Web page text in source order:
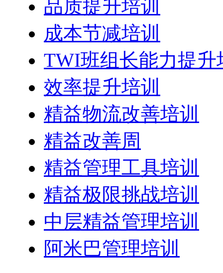
品质提升培训
成本节减培训
TWI班组长能力提升
效率提升培训
精益物流改善培训
精益改善周
精益管理工具培训
精益极限挑战培训
中层精益管理培训
阿米巴管理培训